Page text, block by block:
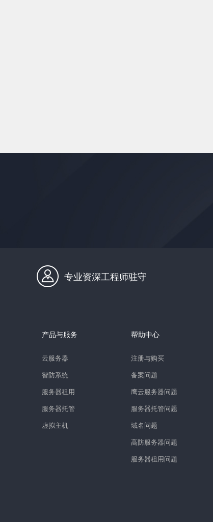
专业资深工程师驻守
产品与服务
云服务器
智防系统
服务器租用
服务器托管
虚拟主机
帮助中心
注册与购买
备案问题
鹰云服务器问题
服务器托管问题
域名问题
高防服务器问题
服务器租用问题